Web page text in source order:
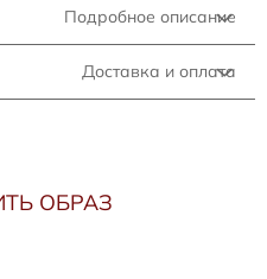
Подробное описание
Доставка и оплата
ОБРАЗ